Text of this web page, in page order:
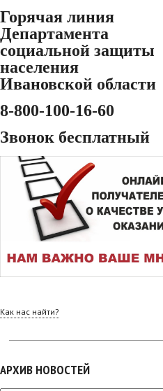
Горячая линия
Департамента
социальной защиты
населения
Ивановской области
8-800-100-16-60
Звонок бесплатный
Как нас найти?
АРХИВ НОВОСТЕЙ